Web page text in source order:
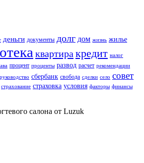
деньги документы долг дом жизнь жилье
квартира кредит налог
процент проценты развод расчет рекомендации
руководство сбербанк свобода сделки село совет
страхование страховка условия факторы финансы
салона от Luzuk